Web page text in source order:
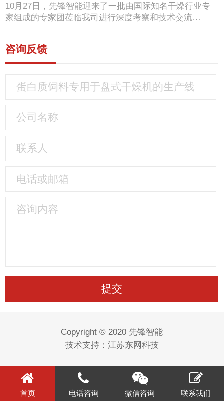
10月27日，先锋智能迎来了一批由国际知名干燥行业专
家组成的专家团莅临我司进行深度考察和技术交流…
咨询反馈
Copyright © 2020 先锋智能
技术支持： 江苏东网科技
首页 电话咨询 微信咨询 联系我们